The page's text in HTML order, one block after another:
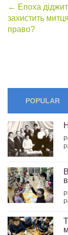
Post
← Епоха
захистить
право?
POPULAR